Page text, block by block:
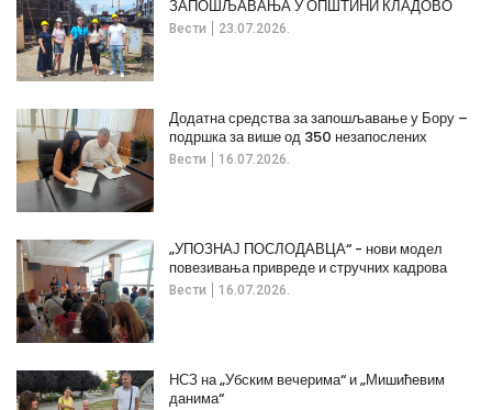
Вести 23.07.2026.
ЗАПОШЉАВАЊА У ОПШТИНИ КЛАДОВО
Вести 16.07.2026.
Додатна средства за запошљавање у Бору –
подршка за више од 350 незапослених
Вести 16.07.2026.
„УПОЗНАЈ ПОСЛОДАВЦА“ - нови модел
повезивања привреде и стручних кадрова
НСЗ на „Убским вечерима“ и „Мишићевим
данима“